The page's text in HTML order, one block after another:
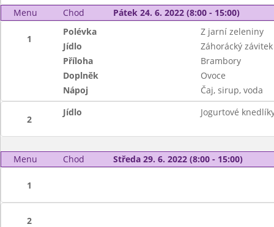
Menu
Chod Pátek 24. 6. 2022 (8:00 - 15:00)
1
Polévka
Z jarní zeleniny
Jídlo
Záhorácký závitek
Příloha
Brambory
Doplněk
Ovoce
Nápoj
Čaj, sirup, voda
2
Jídlo Jogurtové
Menu Chod Středa 29. 6. 2022 (8:00 - 15:00)
1
2